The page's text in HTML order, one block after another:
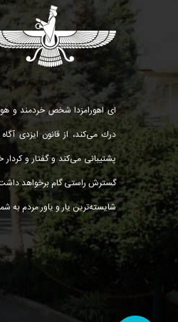
ای اهورامزدا شخص خردمند و
درك می‌كند، از قانون ایزدی
پشتیبانی می‌كند و گفتار و
گسترش راستی گام برخواهد
شایسته‌ترین یار و یاور مردم به